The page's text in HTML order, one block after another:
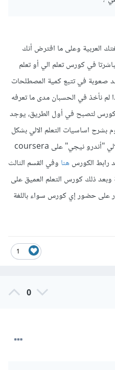
العربية وعلى ما افترض أنك
في كورس تعلم الي أو تعلم
صعوبة في تتبع كمية المصطلحات
نأخذ في الحسبان مدى ما تعرفه
لتصبح في أول الطريق، يوجد
بشرح اساسيات التعلم الالي بشكل
مطابق لما قام بشرحه عملاق التعلم الالي "أندرو نيجي" على coursera
رابط الكورسهناوفي القسم الثالث
ذلك كورس التعلم العميق على
على حضور إي كورس سواء باللغة
1
0